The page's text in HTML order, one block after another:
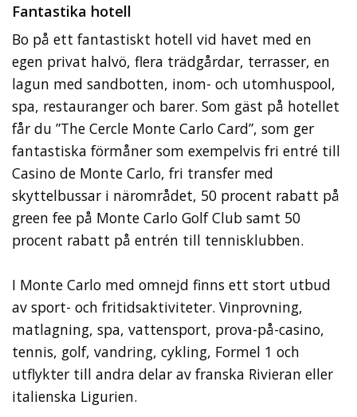
Fantastika hotell
Bo på ett fantastiskt hotell vid havet med en
egen privat halvö, flera trädgårdar, terrasser, en
lagun med sandbotten, inom- och utomhuspool,
spa, restauranger och barer. Som gäst på hotellet
får du ”The Cercle Monte Carlo Card”, som ger
fantastiska förmåner som exempelvis fri entré till
Casino de Monte Carlo, fri transfer med
skyttelbussar i närområdet, 50 procent rabatt på
green fee på Monte Carlo Golf Club samt 50
procent rabatt på entrén till tennisklubben.
I Monte Carlo med omnejd finns ett stort utbud
av sport- och fritidsaktiviteter. Vinprovning,
matlagning, spa, vattensport, prova-på-casino,
tennis, golf, vandring, cykling, Formel 1 och
utflykter till andra delar av franska Rivieran eller
italienska Ligurien.